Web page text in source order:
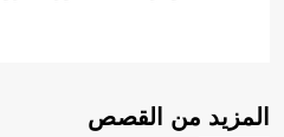
المزيد من القصص